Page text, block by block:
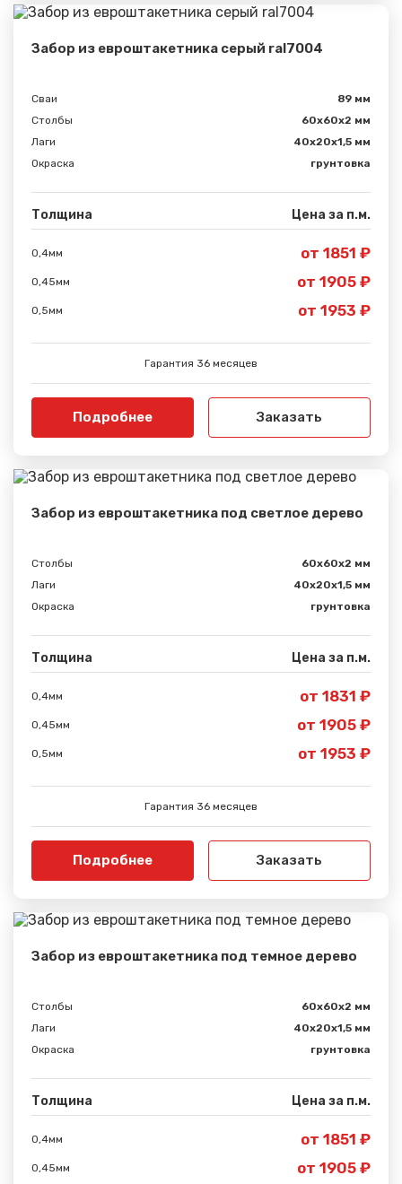
Забор из евроштакетника серый ral7004
Сваи
89 мм
Столбы
60х60х2 мм
Лаги
40х20х1,5 мм
Окраска
грунтовка
Толщина Цена за п.м.
0,4мм от 1851 ₽
0,45мм от 1905 ₽
0,5мм от 1953 ₽
Гарантия 36 месяцев
Подробнее Заказать
Забор из евроштакетника под светлое дерево
Столбы
60х60х2 мм
Лаги
40х20х1,5 мм
Окраска
грунтовка
Толщина Цена за п.м.
0,4мм от 1831 ₽
0,45мм от 1905 ₽
0,5мм от 1953 ₽
Гарантия 36 месяцев
Подробнее Заказать
Забор из евроштакетника под темное дерево
Столбы
60х60х2 мм
Лаги
40х20х1,5 мм
Окраска
грунтовка
Толщина Цена за п.м.
0,4мм от 1851 ₽
0,45мм от 1905 ₽
Сообщение успешно